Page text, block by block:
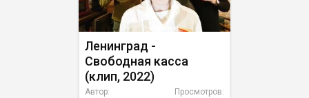
Ленинград -
Свободная касса
(клип, 2022)
Просмотров:
Автор: